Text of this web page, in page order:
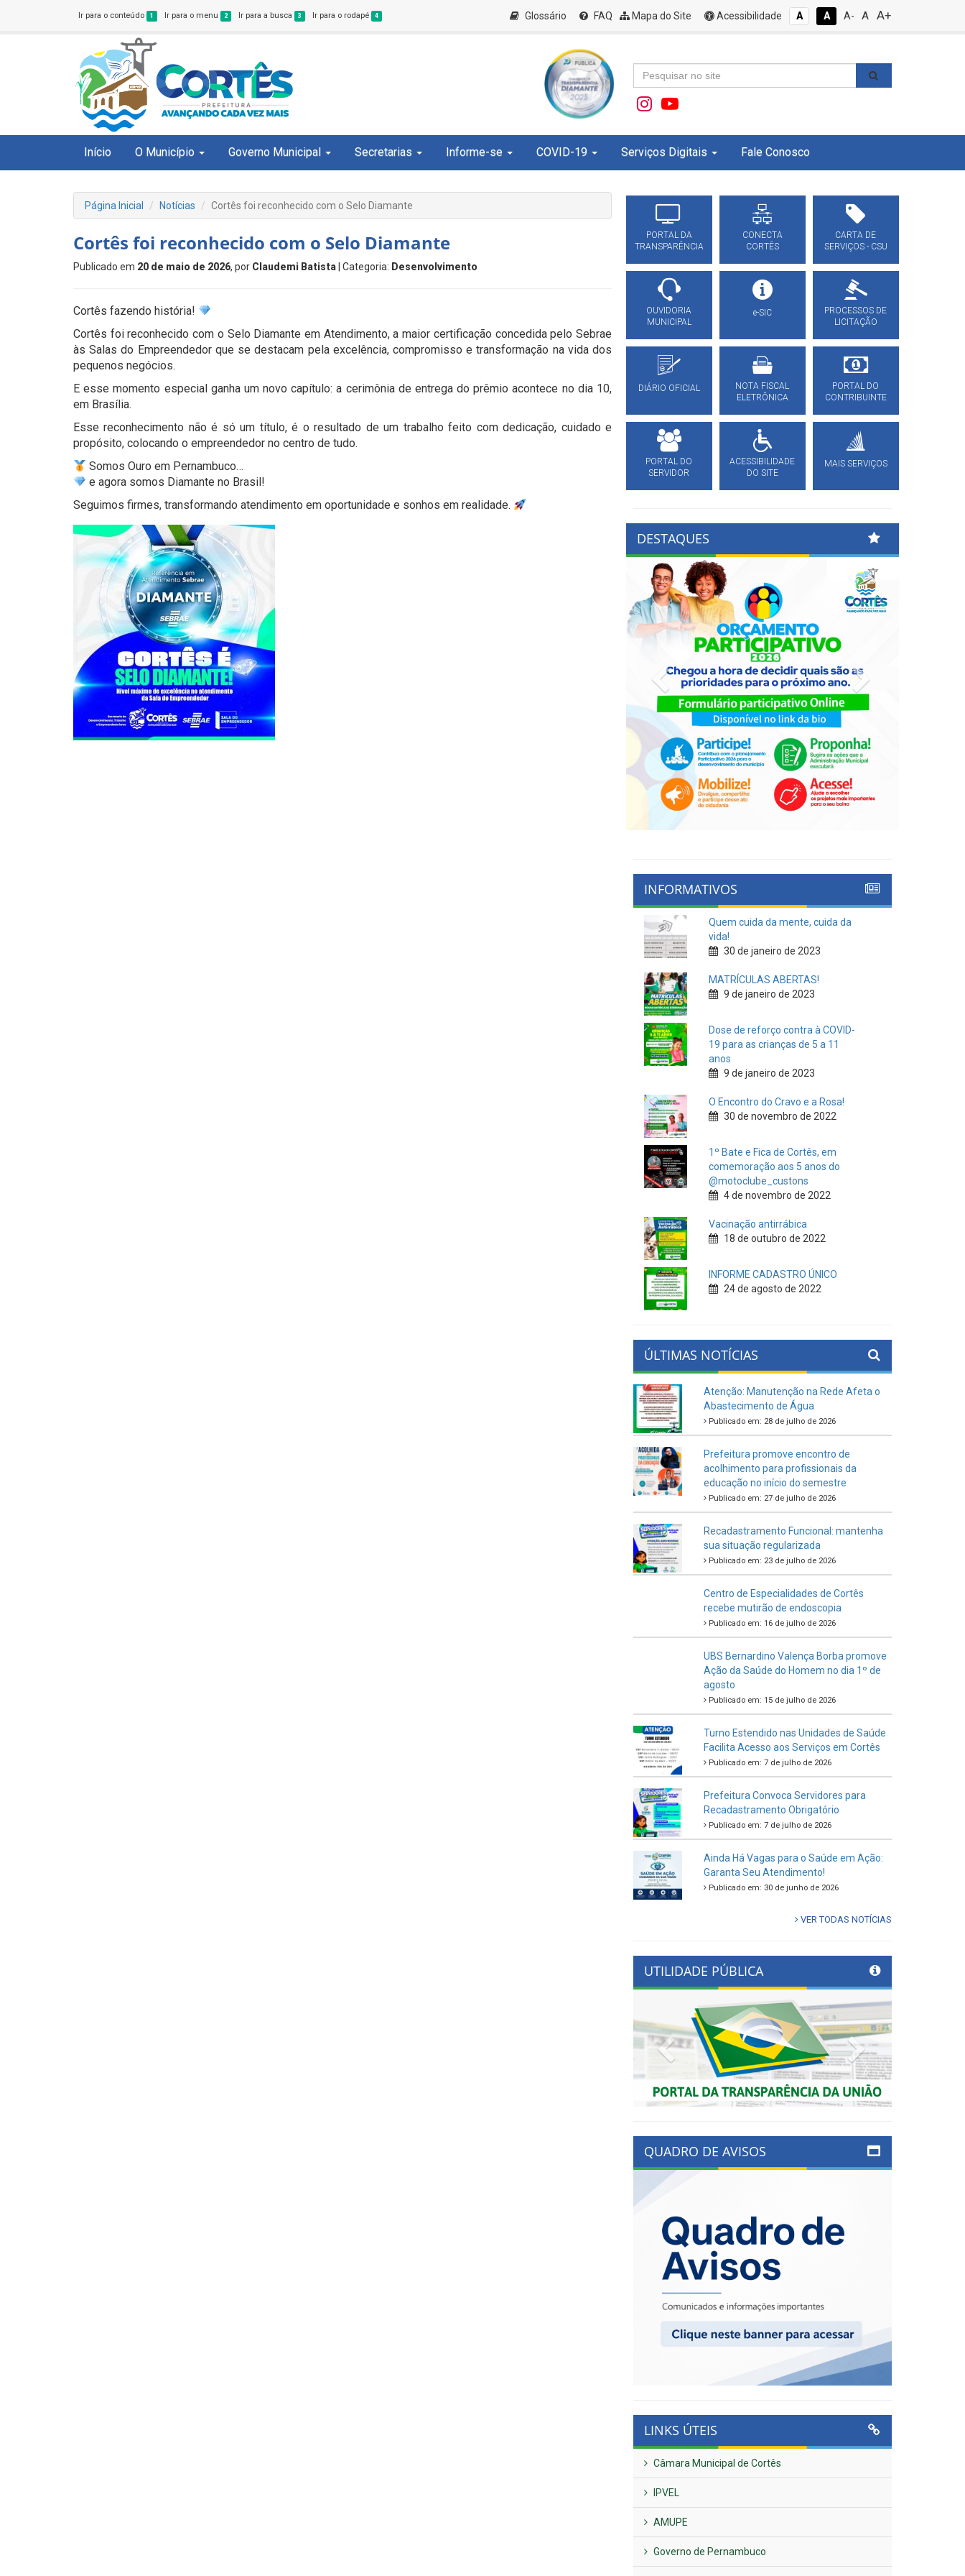
Ir para o conteúdo 1 Ir para o menu 2 Ir para a busca 3 Ir para o rodapé 4 Glossário FAQ Mapa do Site Acessibilidade A A A- A A+
Início O Município Governo Municipal Secretarias Informe-se COVID-19 Serviços Digitais Fale Conosco
Página Inicial Notícias Cortês foi reconhecido com o Selo Diamante
Cortês foi reconhecido com o Selo Diamante
Publicado em 20 de maio de 2026, por Claudemi Batista | Categoria: Desenvolvimento
Cortês fazendo história!
Cortês foi reconhecido com o Selo Diamante em Atendimento, a maior certificação concedida pelo Sebrae
às Salas do Empreendedor que se destacam pela excelência, compromisso e transformação na vida dos
pequenos negócios.
E esse momento especial ganha um novo capítulo: a cerimônia de entrega do prêmio acontece no dia 10,
em Brasília.
Esse reconhecimento não é só um título, é o resultado de um trabalho feito com dedicação, cuidado e
propósito, colocando o empreendedor no centro de tudo.
Somos Ouro em Pernambuco…
e agora somos Diamante no Brasil!
Seguimos firmes, transformando atendimento em oportunidade e sonhos em realidade.
PORTAL DA
TRANSPARÊNCIA
CONECTA
CORTÊS
CARTA DE
SERVIÇOS - CSU
OUVIDORIA
MUNICIPAL
e-SIC
PROCESSOS DE
LICITAÇÃO
DIÁRIO OFICIAL
NOTA FISCAL
ELETRÔNICA
PORTAL DO
CONTRIBUINTE
PORTAL DO
SERVIDOR
ACESSIBILIDADE
DO SITE
MAIS SERVIÇOS
DESTAQUES
Previous
INFORMATIVOS
Quem cuida da mente, cuida da
vida!
30 de janeiro de 2023
MATRÍCULAS ABERTAS!
9 de janeiro de 2023
Dose de reforço contra à COVID-
19 para as crianças de 5 a 11
anos
9 de janeiro de 2023
O Encontro do Cravo e a Rosa!
30 de novembro de 2022
1º Bate e Fica de Cortês, em
comemoração aos 5 anos do
@motoclube_custons
4 de novembro de 2022
Vacinação antirrábica
18 de outubro de 2022
INFORME CADASTRO ÚNICO
24 de agosto de 2022
ÚLTIMAS NOTÍCIAS
Atenção: Manutenção na Rede Afeta o
Abastecimento de Água
Publicado em: 28 de julho de 2026
Prefeitura promove encontro de
acolhimento para profissionais da
educação no início do semestre
Publicado em: 27 de julho de 2026
Recadastramento Funcional: mantenha
sua situação regularizada
Publicado em: 23 de julho de 2026
Centro de Especialidades de Cortês
recebe mutirão de endoscopia
Publicado em: 16 de julho de 2026
UBS Bernardino Valença Borba promove
Ação da Saúde do Homem no dia 1º de
agosto
Publicado em: 15 de julho de 2026
Turno Estendido nas Unidades de Saúde
Facilita Acesso aos Serviços em Cortês
Publicado em: 7 de julho de 2026
Prefeitura Convoca Servidores para
Recadastramento Obrigatório
Publicado em: 7 de julho de 2026
Ainda Há Vagas para o Saúde em Ação:
Garanta Seu Atendimento!
Publicado em: 30 de junho de 2026
VER TODAS NOTÍCIAS
UTILIDADE PÚBLICA
Previous Next
QUADRO DE AVISOS
LINKS ÚTEIS
Câmara Municipal de Cortês
IPVEL
AMUPE
Governo de Pernambuco